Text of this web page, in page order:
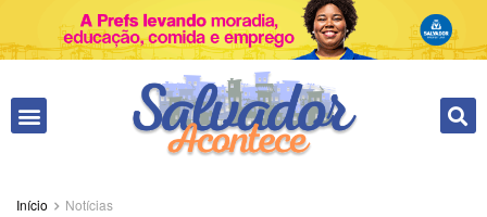
Início Notícias